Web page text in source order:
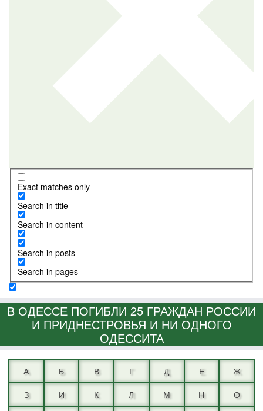
Exact matches only
Search in title
Search in content
Search in posts
Search in pages
В ОДЕССЕ ПОГИБЛИ 25 ГРАЖДАН РОССИИ
И ПРИДНЕСТРОВЬЯ И НИ ОДНОГО
ОДЕССИТА
А Б В Г Д Е
Ж
З
И К Л М Н
О